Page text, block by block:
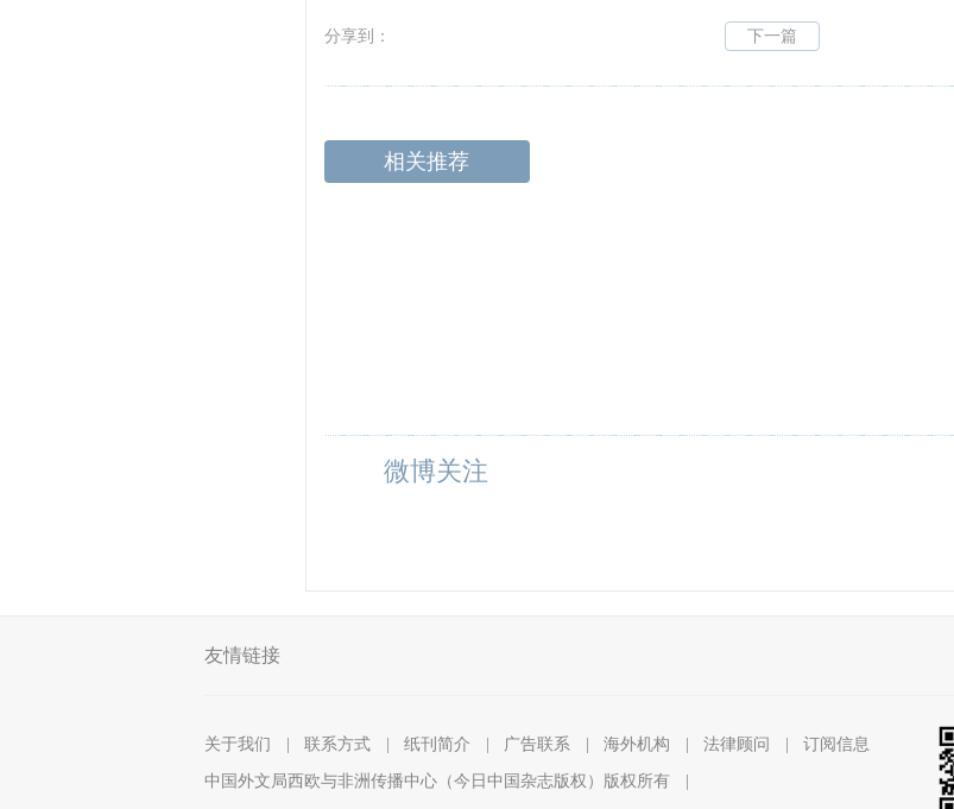
分享到： 下一篇
相关推荐
微博关注
友情链接
关于我们 联系方式 纸刊简介 广告联系 海外机构 法律顾问 订阅信息
中国外文局西欧与非洲传播中心（今日中国杂志版权）版权所有